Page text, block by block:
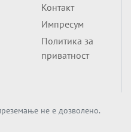
Контакт
Импресум
Политика за
приватност
не е дозволено.